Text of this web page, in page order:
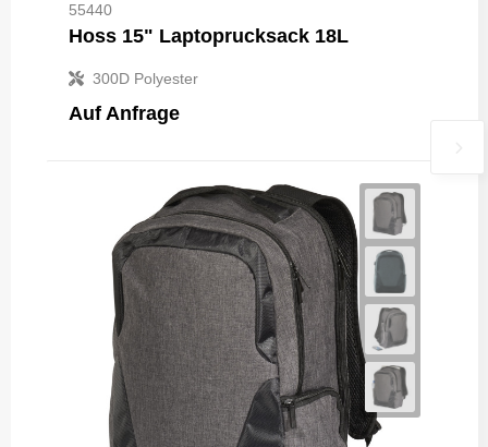
55440
Hoss 15" Laptoprucksack 18L
300D Polyester
Auf Anfrage